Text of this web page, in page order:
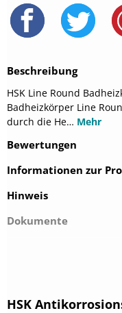
Beschreibung
HSK Line Round
Badheizkörper Line
durch die He… Mehr
Bewertungen
Informationen zur
Hinweis
Dokumente
Produktgalerie
HSK